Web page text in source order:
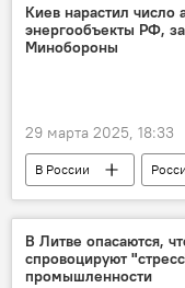
Киев нарастил число
энергообъекты РФ,
Минобороны
29 марта 2025, 18:33
В России
Политика
ВС РФ
ВСУ
В Литве опасаются,
спровоцируют
промышленности